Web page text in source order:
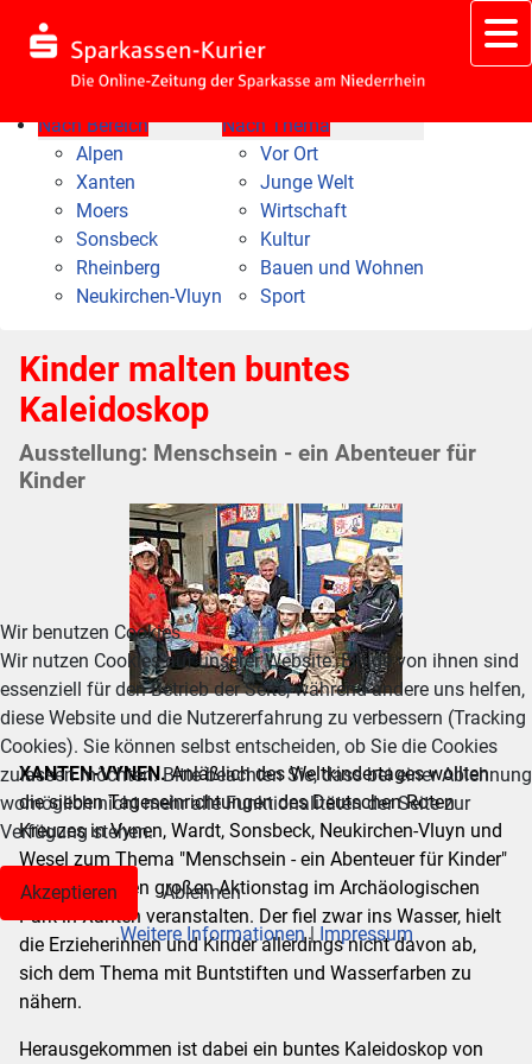
Nach Bereich
Alpen
Xanten
Moers
Sonsbeck
Rheinberg
Neukirchen-Vluyn
Nach Thema
Vor Ort
Junge Welt
Wirtschaft
Kultur
Bauen und Wohnen
Sport
Kinder malten buntes
Kaleidoskop
Ausstellung: Menschsein - ein Abenteuer für
Kinder
XANTEN-VYNEN.Anläßlich des Weltkindertages wollten
die sieben Tageseinrichtungen des Deutschen Roten
Kreuzes in Vynen, Wardt, Sonsbeck, Neukirchen-Vluyn und
Wesel zum Thema "Menschsein - ein Abenteuer für Kinder"
eigentlich einen großen Aktionstag im Archäologischen
Park in Xanten veranstalten. Der fiel zwar ins Wasser, hielt
die Erzieherinnen und Kinder allerdings nicht davon ab,
sich dem Thema mit Buntstiften und Wasserfarben zu
nähern.
Herausgekommen ist dabei ein buntes Kaleidoskop von
Wir benutzen Cookies
Wir nutzen Cookies auf unserer Website. Einige von ihnen sind
essenziell für den Betrieb der Seite, während andere uns helfen,
diese Website und die Nutzererfahrung zu verbessern (Tracking
Cookies). Sie können selbst entscheiden, ob Sie die Cookies
zulassen möchten. Bitte beachten Sie, dass bei einer Ablehnung
womöglich nicht mehr alle Funktionalitäten der Seite zur
Verfügung stehen.
Akzeptieren
Ablehnen
Weitere Informationen| Impressum